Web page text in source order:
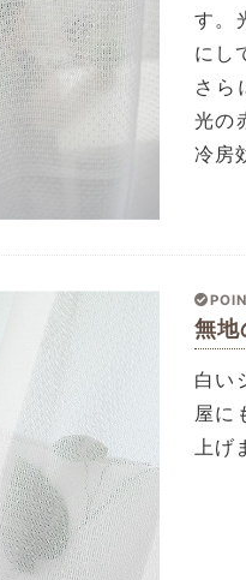
す。
にし
さら
光の
冷房
無地
白い
屋に
上げ